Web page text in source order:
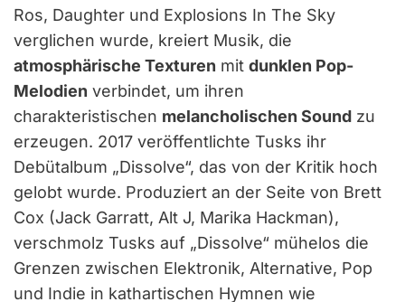
Ros, Daughter und Explosions In The Sky
verglichen wurde, kreiert Musik, die
atmosphärische Texturen mit dunklen Pop-
Melodien verbindet, um ihren
charakteristischen melancholischen Sound zu
erzeugen. 2017 veröffentlichte Tusks ihr
Debütalbum „Dissolve“, das von der Kritik hoch
gelobt wurde. Produziert an der Seite von Brett
Cox (Jack Garratt, Alt J, Marika Hackman),
verschmolz Tusks auf „Dissolve“ mühelos die
Grenzen zwischen Elektronik, Alternative, Pop
und Indie in kathartischen Hymnen wie